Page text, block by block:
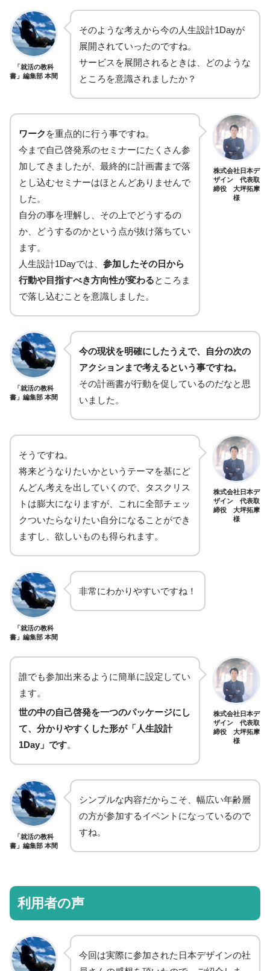
「就活の教科
書」編集部 本間
そのような考えから今の人生設計1Dayが
展開されていったのですね。
サービスを展開されるときは、どのような
ところを意識されましたか？
ワーク を重点的に行う事ですね。
今まで自己啓発系のセミナーにたくさん参
加してきましたが、最終的に計画書まで落
とし込むセミナーはほとんどありませんで
した。
自分の事を理解し、その上でどうするの
か、どうするのかという点が抜け落ちてい
ます。
人生設計1Dayでは、 参加したその日から
行動や目指すべき方向性が変わるところま
で落し込むことを意識しました。
株式会社日本デ
ザイン 代表取
締役 大坪拓摩
様
「就活の教科
書」編集部 本間
今の現状を明確にしたうえで、自分の次の
アクションまで考えるという事ですね。
その計画書が行動を促しているのだなと思
いました。
そうですね。
将来どうなりたいかというテーマを基にど
んどん考えを出していくので、タスクリス
トは膨大になりますが、これに全部チェッ
クついたらなりたい自分になることができ
ますし、欲しいものも得られます。
株式会社日本デ
ザイン 代表取
締役 大坪拓摩
様
「就活の教科
書」編集部 本間
非常にわかりやすいですね！
誰でも参加出来るように簡単に設定してい
ます。
世の中の自己啓発を一つのパッケージにし
て、分かりやすくした形が「人生設計
1Day」です。
株式会社日本デ
ザイン 代表取
締役 大坪拓摩
様
「就活の教科
書」編集部 本間
シンプルな内容だからこそ、幅広い年齢層
の方が参加するイベントになっているので
すね。
利用者の声
今回は実際に参加された日本デザインの社